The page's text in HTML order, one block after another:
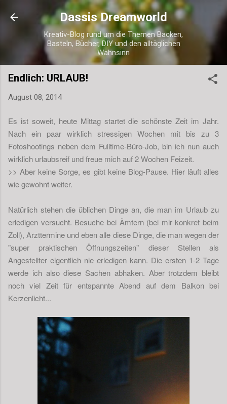
Direkt zum Hauptbereich
Dassis Dreamworld
Kreativ-Blog rund um die Themen Backen,
Basteln, Bücher, DIY und den alltäglichen
Wahnsinn
Endlich: URLAUB!
August 08, 2014
Es ist soweit, heute Mittag startet die schönste Zeit im Jahr.
Nach ein paar wirklich stressigen Wochen mit bis zu 3
Fotoshootings neben dem Fulltime-Büro-Job, bin ich nun auch
wirklich urlaubsreif und freue mich auf 2 Wochen Feizeit.
>> Aber keine Sorge, es gibt keine Blog-Pause. Hier läuft alles
wie gewohnt weiter.
Natürlich stehen die üblichen Dinge an, die man im Urlaub zu
erledigen versucht. Besuche bei Ämtern (bei mir konkret beim
Zoll), Arzttermine und eben alle diese Dinge, die man wegen der
"super praktischen Öffnungszeiten" dieser Stellen als
Angestellter eigentlich nie erledigen kann. Die ersten 1-2 Tage
werde ich also diese Sachen abhaken. Aber trotzdem bleibt
noch viel Zeit für entspannte Abend auf dem Balkon bei
Kerzenlicht...